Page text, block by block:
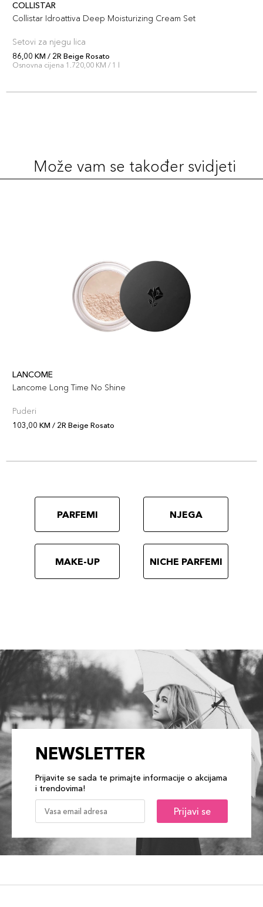
COLLISTAR
Collistar Idroattiva Deep Moisturizing Cream Set
Setovi za njegu lica
86,00 KM / 2R Beige Rosato
Osnovna cijena 1.720,00 KM / 1 l
Može vam se također svidjeti
LANCOME
Lancome Long Time No Shine
Puderi
103,00 KM / 2R Beige Rosato
PARFEMI NJEGA
MAKE-UP NICHE PARFEMI
NEWSLETTER
Prijavite se sada te primajte informacije o akcijama
i trendovima!
Prijavi se